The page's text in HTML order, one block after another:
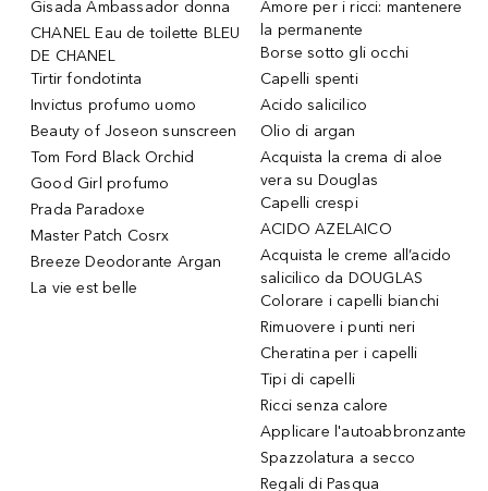
Gisada Ambassador donna
CHANEL Eau de toilette BLEU
DE CHANEL
Tirtir fondotinta
Invictus profumo uomo
Beauty of Joseon sunscreen
Tom Ford Black Orchid
Good Girl profumo
Prada Paradoxe
Master Patch Cosrx
Breeze Deodorante Argan
La vie est belle
Amore per i ricci: mantenere
la permanente
Borse sotto gli occhi
Capelli spenti
Acido salicilico
Olio di argan
Acquista la crema di aloe
vera su Douglas
Capelli crespi
ACIDO AZELAICO
Acquista le creme all’acido
salicilico da DOUGLAS
Colorare i capelli bianchi
Rimuovere i punti neri
Cheratina per i capelli
Tipi di capelli
Ricci senza calore
Applicare l'autoabbronzante
Spazzolatura a secco
Regali di Pasqua